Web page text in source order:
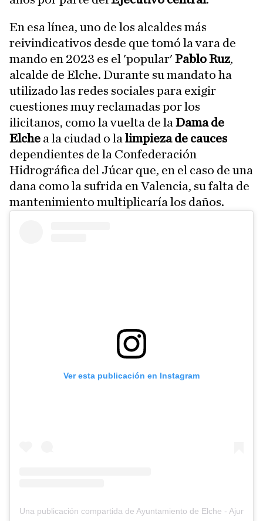
En esa línea, uno de los alcaldes más
reivindicativos desde que tomó la vara de
mando en 2023 es el 'popular' Pablo Ruz,
alcalde de Elche. Durante su mandato ha
utilizado las redes sociales para exigir
cuestiones muy reclamadas por los
ilicitanos, como la vuelta de la Dama de
Elche a la ciudad o la limpieza de cauces
dependientes de la Confederación
Hidrográfica del Júcar que, en el caso de una
dana como la sufrida en Valencia, su falta de
mantenimiento multiplicaría los daños.
Ver esta publicación en Instagram
Una publicación compartida de Ayuntamiento de Elche -